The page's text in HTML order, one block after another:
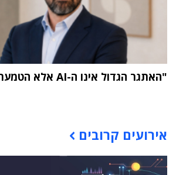
"האתגר הגדול אינו ה-AI אלא הטמעתה בארגון"
אירועים קרובים